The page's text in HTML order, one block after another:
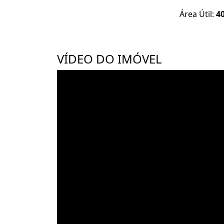
Área Útil:
VÍDEO DO IMÓVEL